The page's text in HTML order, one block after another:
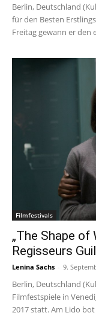
Berlin, Deutschland
für den Besten
Freitag gewann er den
Filmfestivals
„The Shape of
Regisseurs
Lenina Sachs - 9.
Berlin, Deutschland
Filmfestspiele in
2017 statt. Am Lido